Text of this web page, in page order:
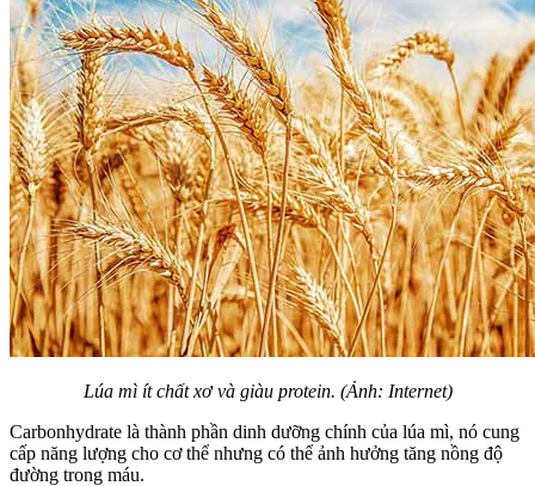
Lúa mì ít chất xơ và giàu protein. (Ảnh: Internet)
Carbonhydrate là thành phần dinh dưỡng chính của lúa mì, nó cung
cấp năng lượng cho cơ thể nhưng có thể ảnh hưởng tăng nồng độ
đường trong máu.